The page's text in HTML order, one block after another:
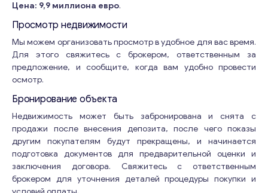
Консультация
Отправьте нам запрос, и мы свяжемся с вами в
ближайшее время.
Email*
Цена: 9,9 миллиона евро.
Просмотр недвижимости
Мы можем организовать просмотр в удобное для вас время.
Для этого свяжитесь с брокером, ответственным за
предложение, и сообщите, когда вам удобно провести
осмотр.
Бронирование объекта
Недвижимость может быть забронирована и снята с
продажи после внесения депозита, после чего показы
другим покупателям будут прекращены, и начинается
подготовка документов для предварительной оценки и
заключения договора. Свяжитесь с ответственным
брокером для уточнения деталей процедуры покупки и